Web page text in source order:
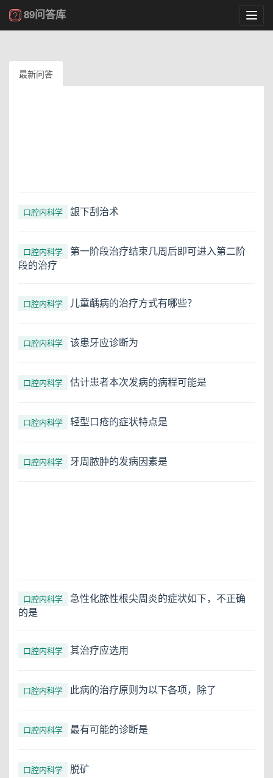
89问答库
最新问答
口腔内科学 龈下刮治术
口腔内科学
第一阶段治疗结束几周后即可进入第二阶
段的治疗
口腔内科学 儿童龋病的治疗方式有哪些？
口腔内科学 该患牙应诊断为
口腔内科学 估计患者本次发病的病程可能是
口腔内科学 轻型口疮的症状特点是
口腔内科学 牙周脓肿的发病因素是
口腔内科学
急性化脓性根尖周炎的症状如下，不正确
的是
口腔内科学 其治疗应选用
口腔内科学 此病的治疗原则为以下各项，除了
口腔内科学 最有可能的诊断是
口腔内科学 脱矿